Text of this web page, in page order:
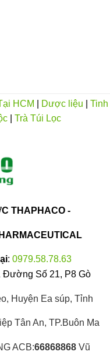
HCM Dược liệu
Tinh
Trà Túi Lọc
THAPHACO -
: 0979.58.78.63
Đường Số 21, P8 Gò
Huyện Ea súp, Tỉnh
Tân An, TP.Buôn Ma
ACB:66868868Vũ